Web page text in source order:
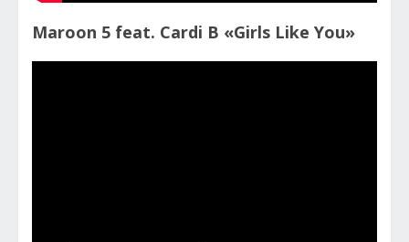
Maroon 5 feat. Cardi B «Girls Like You»